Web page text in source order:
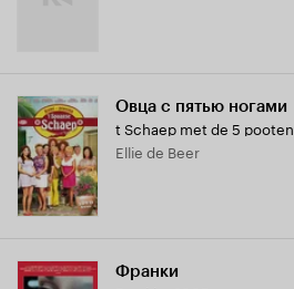
Овца с пятью ногами
t Schaep met de 5 pooten
Ellie de Beer
Франки